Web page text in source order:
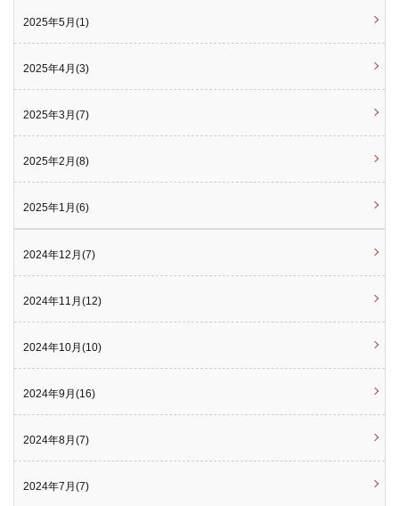
2025年5月(1)
2025年4月(3)
2025年3月(7)
2025年2月(8)
2025年1月(6)
2024年12月(7)
2024年11月(12)
2024年10月(10)
2024年9月(16)
2024年8月(7)
2024年7月(7)